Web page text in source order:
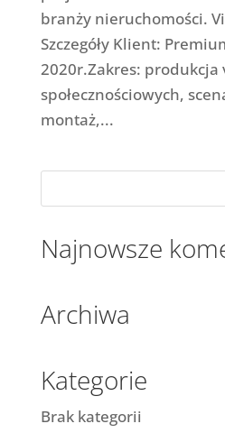
branży nieruchomości.
Szczegóły Klient:
2020r.Zakres:
społecznościowych,
montaż,...
Najnowsze
Archiwa
Kategorie
Brak kategorii